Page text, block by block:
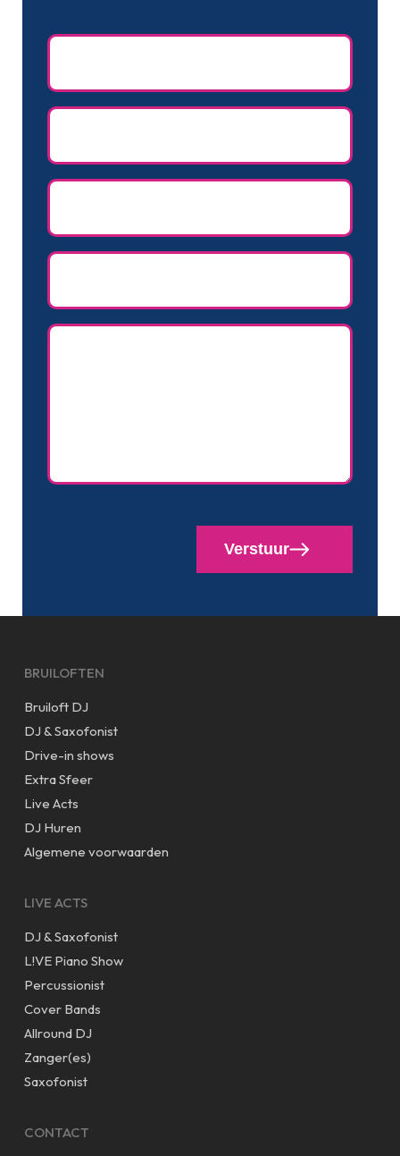
Naam
Achternaam
E-
(Vereist)
Telefoon
Naam
Verstuur
BRUILOFTEN
Bruiloft DJ
DJ & Saxofonist
Drive-in shows
Extra Sfeer
Live Acts
DJ Huren
Algemene voorwaarden
LIVE ACTS
DJ & Saxofonist
L!VE Piano Show
Percussionist
Cover Bands
Allround DJ
Zanger(es)
Saxofonist
CONTACT